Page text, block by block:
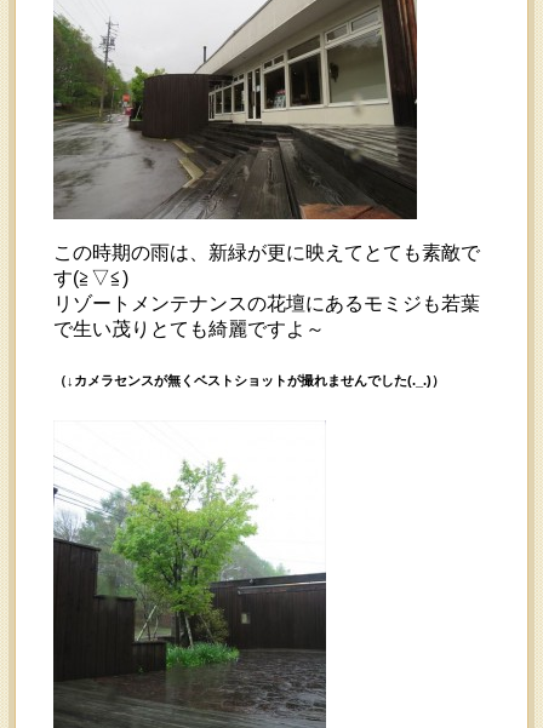
この時期の雨は、新緑が更に映えてとても素敵で
す(≧▽≦)
リゾートメンテナンスの花壇にあるモミジも若葉
で生い茂りとても綺麗ですよ～
（↓カメラセンスが無くベストショットが撮れませんでした(._.)）